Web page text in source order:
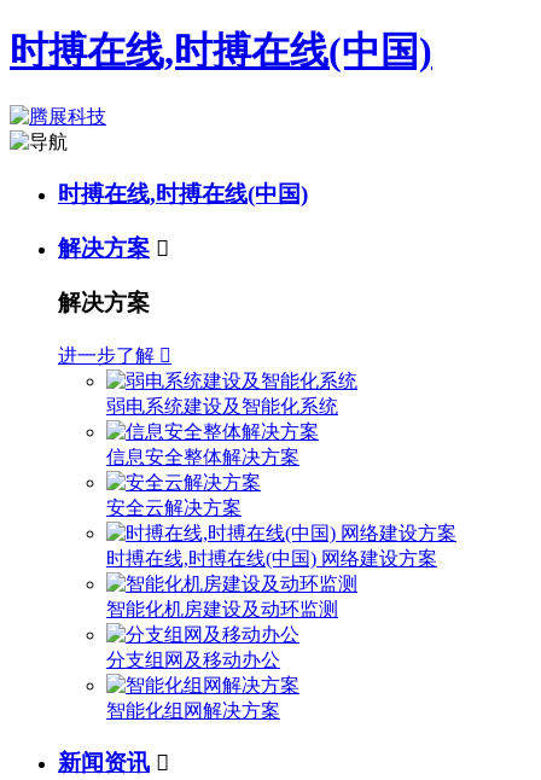
时搏在线,时搏在线(中国)
时搏在线,时搏在线(中国)
解决方案 
解决方案
进一步了解 
弱电系统建设及智能化系统
信息安全整体解决方案
安全云解决方案
时搏在线,时搏在线(中国) 网络建设方案
智能化机房建设及动环监测
分支组网及移动办公
智能化组网解决方案
新闻资讯 